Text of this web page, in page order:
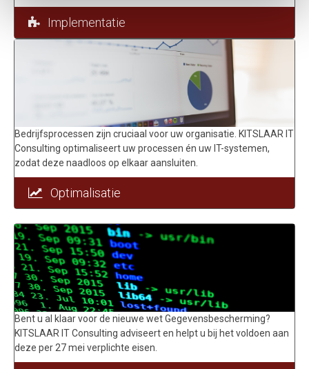
Implementatie
Bedrijfsprocessen zijn cruciaal voor uw organisatie. KITSLAAR IT
Consulting optimaliseert uw processen én uw IT-systemen,
zodat deze naadloos op elkaar aansluiten.
Optimalisatie
Bent u al klaar voor de nieuwe wet Gegevensbescherming?
KITSLAAR IT Consulting adviseert en helpt u bij het voldoen aan
deze per 27 mei verplichte eisen.